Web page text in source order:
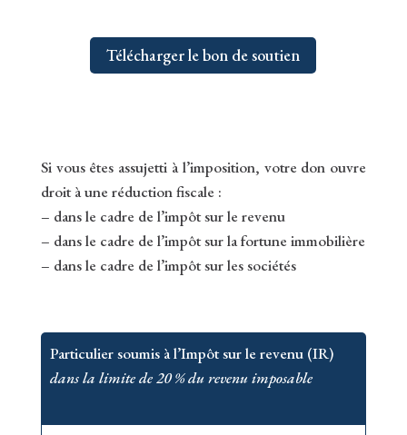
Télécharger le bon de soutien
Si vous êtes assujetti à l’imposition, votre don ouvre
droit à une réduction fiscale :
– dans le cadre de l’impôt sur le revenu
– dans le cadre de l’impôt sur la fortune immobilière
– dans le cadre de l’impôt sur les sociétés
Particulier soumis à l’Impôt sur le revenu (IR)
dans la limite de 20 % du revenu imposable